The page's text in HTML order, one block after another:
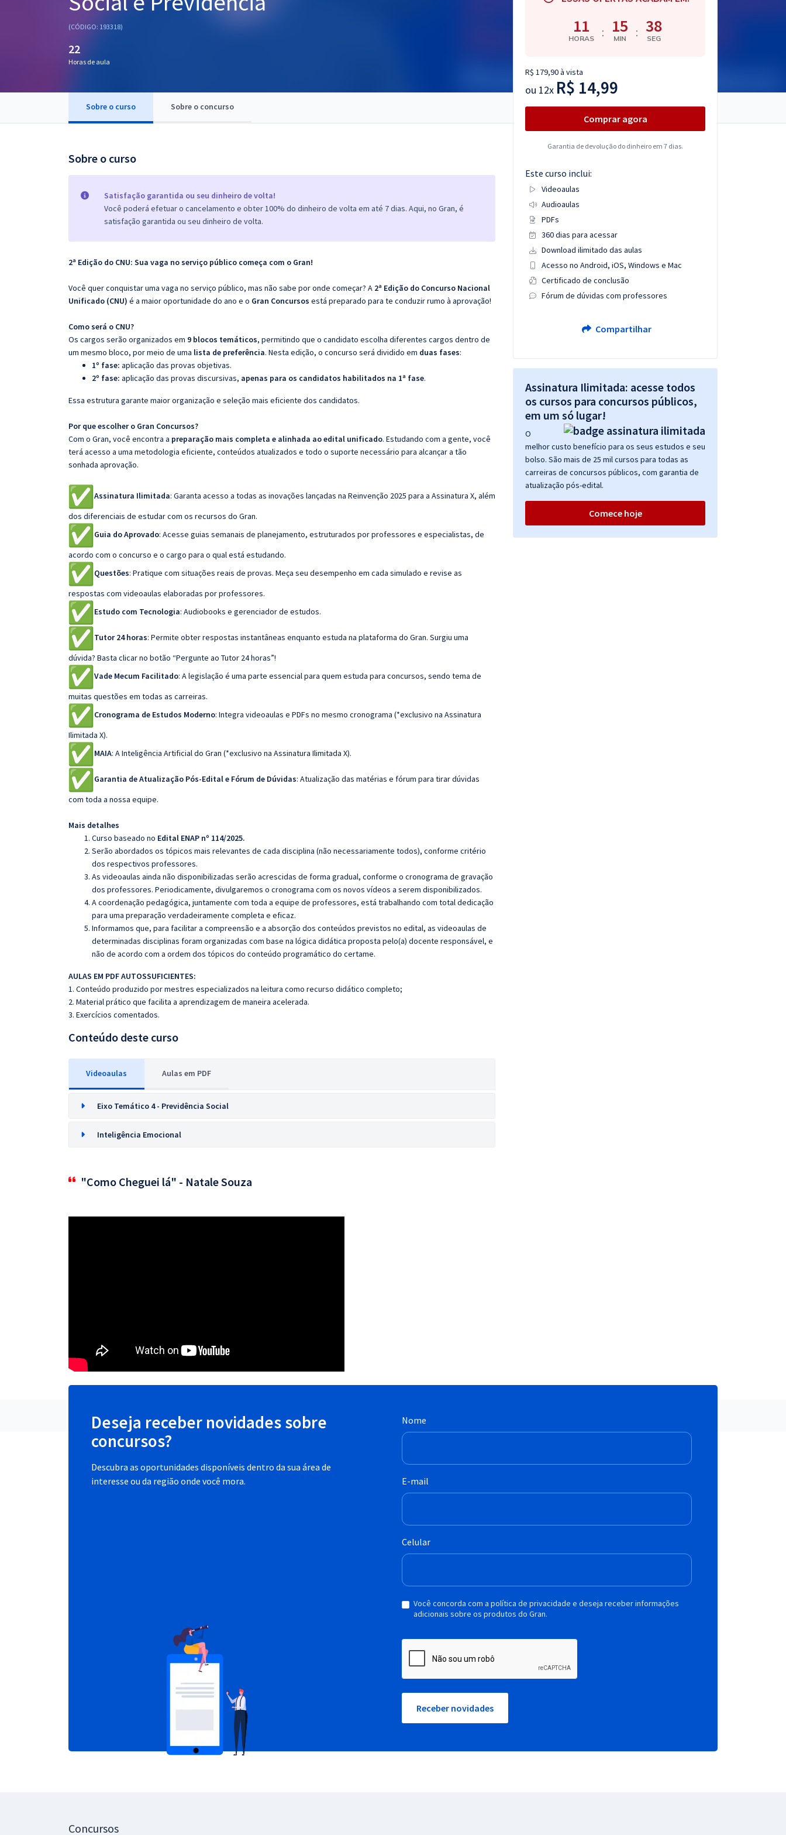
Questões grátis
(CÓDIGO: 193318)
22
Horas de aula
Sobre o curso Sobre o concurso
Sobre o curso
Satisfação garantida ou seu dinheiro de volta!
Você poderá efetuar o cancelamento e obter 100% do dinheiro de volta em até 7 dias. Aqui, no Gran, é
satisfação garantida ou seu dinheiro de volta.
2ª Edição do CNU: Sua vaga no serviço público começa com o Gran!
Você quer conquistar uma vaga no serviço público, mas não sabe por onde começar? A 2ª Edição do Concurso Nacional
Unificado (CNU) é a maior oportunidade do ano e o Gran Concursos está preparado para te conduzir rumo à aprovação!
Como será o CNU?
Os cargos serão organizados em 9 blocos temáticos, permitindo que o candidato escolha diferentes cargos dentro de
um mesmo bloco, por meio de uma lista de preferência. Nesta edição, o concurso será dividido em duas fases:
1º fase: aplicação das provas objetivas.
2º fase: aplicação das provas discursivas, apenas para os candidatos habilitados na 1ª fase.
Essa estrutura garante maior organização e seleção mais eficiente dos candidatos.
Por que escolher o Gran Concursos?
Com o Gran, você encontra a preparação mais completa e alinhada ao edital unificado. Estudando com a gente, você
terá acesso a uma metodologia eficiente, conteúdos atualizados e todo o suporte necessário para alcançar a tão
sonhada aprovação.
Assinatura Ilimitada: Garanta acesso a todas as inovações lançadas na Reinvenção 2025 para a Assinatura X, além
dos diferenciais de estudar com os recursos do Gran.
Guia do Aprovado: Acesse guias semanais de planejamento, estruturados por professores e especialistas, de
acordo com o concurso e o cargo para o qual está estudando.
Questões: Pratique com situações reais de provas. Meça seu desempenho em cada simulado e revise as
respostas com videoaulas elaboradas por professores.
Estudo com Tecnologia: Audiobooks e gerenciador de estudos.
Tutor 24 horas: Permite obter respostas instantâneas enquanto estuda na plataforma do Gran. Surgiu uma
dúvida? Basta clicar no botão “Pergunte ao Tutor 24 horas”!
Vade Mecum Facilitado: A legislação é uma parte essencial para quem estuda para concursos, sendo tema de
muitas questões em todas as carreiras.
Cronograma de Estudos Moderno: Integra videoaulas e PDFs no mesmo cronograma (*exclusivo na Assinatura
Ilimitada X).
MAIA: A Inteligência Artificial do Gran (*exclusivo na Assinatura Ilimitada X).
Garantia de Atualização Pós-Edital e Fórum de Dúvidas: Atualização das matérias e fórum para tirar dúvidas
com toda a nossa equipe.
Mais detalhes
Curso baseado no Edital ENAP nº 114/2025.
Serão abordados os tópicos mais relevantes de cada disciplina (não necessariamente todos), conforme critério
dos respectivos professores.
As videoaulas ainda não disponibilizadas serão acrescidas de forma gradual, conforme o cronograma de gravação
dos professores. Periodicamente, divulgaremos o cronograma com os novos vídeos a serem disponibilizados.
A coordenação pedagógica, juntamente com toda a equipe de professores, está trabalhando com total dedicação
para uma preparação verdadeiramente completa e eficaz.
Informamos que, para facilitar a compreensão e a absorção dos conteúdos previstos no edital, as videoaulas de
determinadas disciplinas foram organizadas com base na lógica didática proposta pelo(a) docente responsável, e
não de acordo com a ordem dos tópicos do conteúdo programático do certame.
AULAS EM PDF AUTOSSUFICIENTES:
1. Conteúdo produzido por mestres especializados na leitura como recurso didático completo;
2. Material prático que facilita a aprendizagem de maneira acelerada.
3. Exercícios comentados.
Conteúdo deste curso
Videoaulas Aulas em PDF
Eixo Temático 4 - Previdência Social
Inteligência Emocional
"Como Cheguei lá" - Natale Souza
11
HORAS : 15
MIN : 37
SEG
R$ 179,90 à vista
ou 12x R$ 14,99
Comprar agora
Garantia de devolução do dinheiro em 7 dias.
Este curso inclui:
Videoaulas
Audioaulas
PDFs
360 dias para acessar
Download ilimitado das aulas
Acesso no Android, iOS, Windows e Mac
Certificado de conclusão
Fórum de dúvidas com professores
Compartilhar
Assinatura Ilimitada: acesse todos
os cursos para concursos públicos,
em um só lugar!
O
melhor custo benefício para os seus estudos e seu
bolso. São mais de 25 mil cursos para todas as
carreiras de concursos públicos, com garantia de
atualização pós-edital.
Comece hoje
Deseja receber novidades sobre
concursos?
Descubra as oportunidades disponíveis dentro da sua área de
interesse ou da região onde você mora.
Nome
E-mail
Celular
Você concorda com a política de privacidade e deseja receber informações
adicionais sobre os produtos do Gran.
Receber novidades
Concursos